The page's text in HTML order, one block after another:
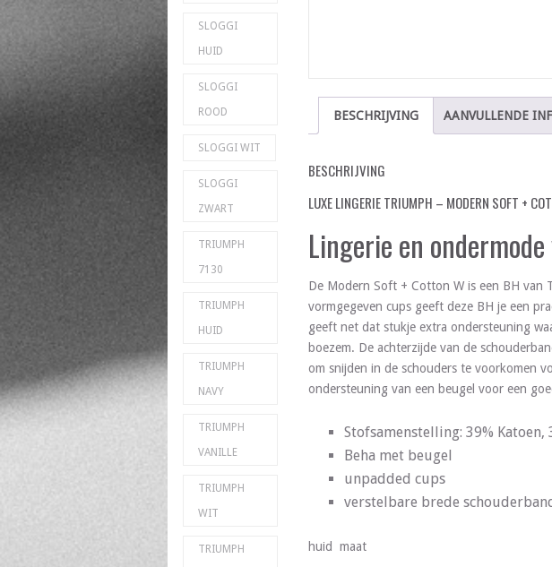
BESCHRIJVING AANVULLENDE
BESCHRIJVING
LUXE LINGERIE TRIUMPH – MODERN SOFT +
Lingerie en
De Modern Soft + Cotton W is een BH van
vormgegeven cups geeft deze BH je een
geeft net dat stukje extra ondersteuning
boezem. De achterzijde van de
om snijden in de schouders te voorkomen
ondersteuning van een beugel voor een
Stofsamenstelling: 39% Katoen,
Beha met beugel
unpadded cups
verstelbare brede
huid maat
SLOGGI
HUID
SLOGGI
ROOD
SLOGGI WIT
SLOGGI
ZWART
TRIUMPH
7130
TRIUMPH
HUID
TRIUMPH
NAVY
TRIUMPH
VANILLE
TRIUMPH
WIT
TRIUMPH